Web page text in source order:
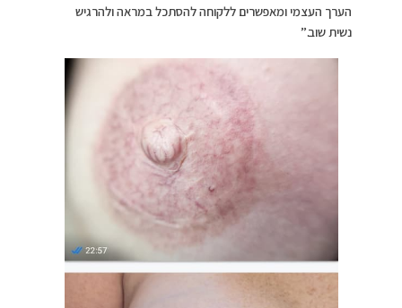
הערך העצמי ומאפשרים ללקוחה להסתכל במראה ולהרגיש
נשית שוב.”